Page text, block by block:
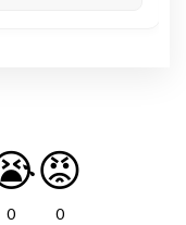
0
😡
0